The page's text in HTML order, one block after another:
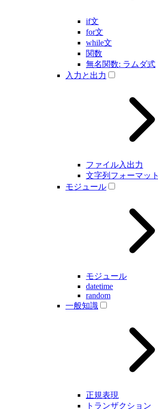
if文
for文
while文
関数
無名関数: ラムダ式
入力と出力
ファイル入出力
文字列フォーマット
モジュール
モジュール
datetime
random
一般知識
正規表現
トランザクション